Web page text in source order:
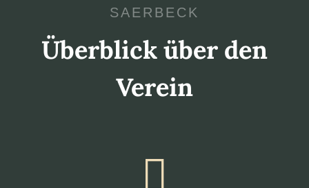
SAERBECK
Überblick über den
Verein
